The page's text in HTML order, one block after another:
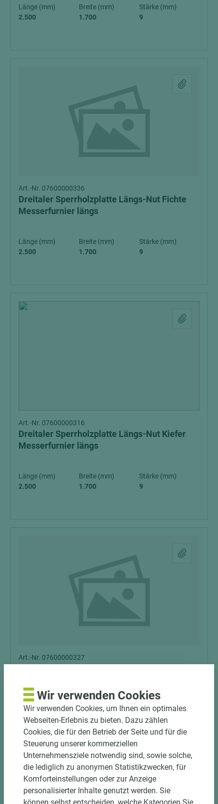
Länge (mm)
2.500
Breite (mm)
1.700
Stärke (mm)
9
Art.-Nr. 07600000336
Dreitaler Sperrholzplatte Längs-Nut Fichte
Messerfurnier längs
Länge (mm)
2.500
Breite (mm)
1.700
Stärke (mm)
9
Art.-Nr. 07600000316
Dreitaler Sperrholzplatte Längs-Nut Kiefer
Messerfurnier längs
Länge (mm)
2.500
Breite (mm)
1.700
Stärke (mm)
9
Art.-Nr. 07600000327
Länge (mm)
2.500
Breite (mm)
1.700
Stärke (mm)
9
Wir verwenden Cookies
Wir verwenden Cookies, um Ihnen ein optimales
Webseiten-Erlebnis zu bieten. Dazu zählen
Cookies, die für den Betrieb der Seite und für die
Steuerung unserer kommerziellen
Unternehmensziele notwendig sind, sowie solche,
die lediglich zu anonymen Statistikzwecken, für
Komforteinstellungen oder zur Anzeige
personalisierter Inhalte genutzt werden. Sie
können selbst entscheiden, welche Kategorien Sie